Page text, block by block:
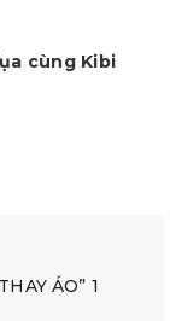
cùng Kibi
ÁO” 1